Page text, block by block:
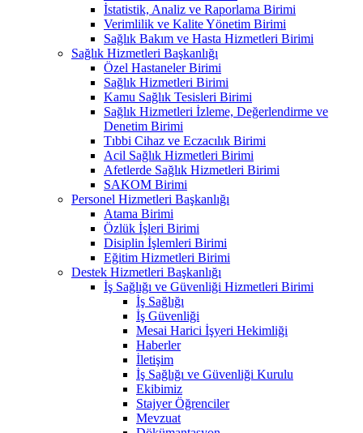
İstatistik, Analiz ve Raporlama Birimi
Verimlilik ve Kalite Yönetim Birimi
Sağlık Bakım ve Hasta Hizmetleri Birimi
Sağlık Hizmetleri Başkanlığı
Özel Hastaneler Birimi
Sağlık Hizmetleri Birimi
Kamu Sağlık Tesisleri Birimi
Sağlık Hizmetleri İzleme, Değerlendirme ve
Denetim Birimi
Tıbbi Cihaz ve Eczacılık Birimi
Acil Sağlık Hizmetleri Birimi
Afetlerde Sağlık Hizmetleri Birimi
SAKOM Birimi
Personel Hizmetleri Başkanlığı
Atama Birimi
Özlük İşleri Birimi
Disiplin İşlemleri Birimi
Eğitim Hizmetleri Birimi
Destek Hizmetleri Başkanlığı
İş Sağlığı ve Güvenliği Hizmetleri Birimi
İş Sağlığı
İş Güvenliği
Mesai Harici İşyeri Hekimliği
Haberler
İletişim
İş Sağlığı ve Güvenliği Kurulu
Ekibimiz
Stajyer Öğrenciler
Mevzuat